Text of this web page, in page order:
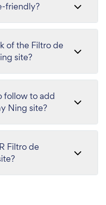
friendly?
of the Filtro de
site?
follow to add
Ning site?
Filtro de